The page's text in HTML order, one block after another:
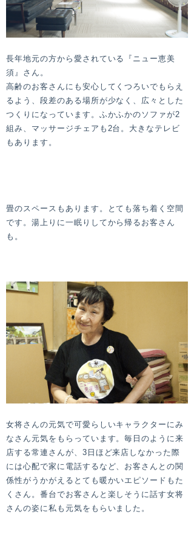
長年地元の方から愛されている『ニュー恵美
須』さん。
高齢のお客さんにも安心してくつろいでもらえ
るよう、段差のある場所が少なく、広々とした
つくりになっています。ふかふかのソファが2
組み、マッサージチェアも2台。大きなテレビ
もあります。
畳のスペースもあります。とても落ち着く空間
です。湯上りに一眠りしてから帰るお客さん
も。
女将さんの元気で可愛らしいキャラクターにみ
なさん元気をもらっています。毎日のように来
店する常連さんが、3日ほど来店しなかった際
には心配で家に電話するなど、お客さんとの関
係性がうかがえるとても暖かいエピソードもた
くさん。番台でお客さんと楽しそうに話す女将
さんの姿に私も元気をもらいました。